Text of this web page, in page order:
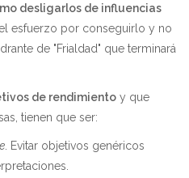
desligarlos de influencias
el esfuerzo por conseguirlo y no
de "Frialdad" que terminará
de rendimiento y que
tienen que ser:
. Evitar objetivos genéricos